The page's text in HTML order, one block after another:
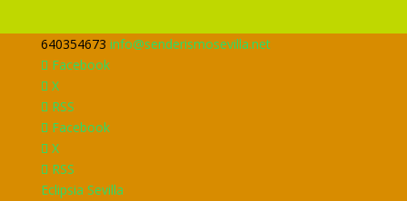
640354673 info@senderismosevilla.net
Facebook
X
RSS
Facebook
X
RSS
Eclipsia Sevilla